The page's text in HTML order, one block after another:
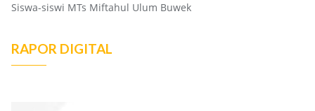
Siswa-siswi MTs Miftahul Ulum Buwek
RAPOR DIGITAL